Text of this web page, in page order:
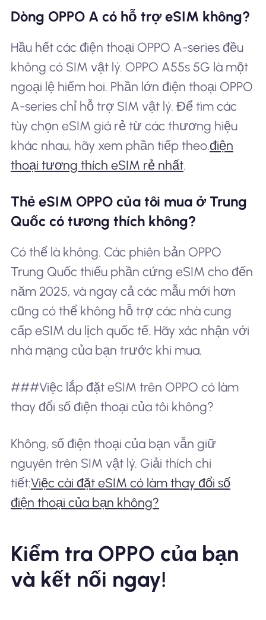
Dòng OPPO A có hỗ trợ eSIM không?
Hầu hết các điện thoại OPPO A-series đều
không có SIM vật lý. OPPO A55s 5G là một
ngoại lệ hiếm hoi. Phần lớn điện thoại OPPO
A-series chỉ hỗ trợ SIM vật lý. Để tìm các
tùy chọn eSIM giá rẻ từ các thương hiệu
khác nhau, hãy xem phần tiếp theo.điện
thoại tương thích eSIM rẻ nhất.
Thẻ eSIM OPPO của tôi mua ở Trung
Quốc có tương thích không?
Có thể là không. Các phiên bản OPPO
Trung Quốc thiếu phần cứng eSIM cho đến
năm 2025, và ngay cả các mẫu mới hơn
cũng có thể không hỗ trợ các nhà cung
cấp eSIM du lịch quốc tế. Hãy xác nhận với
nhà mạng của bạn trước khi mua.
###Việc lắp đặt eSIM trên OPPO có làm
thay đổi số điện thoại của tôi không?
Không, số điện thoại của bạn vẫn giữ
nguyên trên SIM vật lý. Giải thích chi
tiết:Việc cài đặt eSIM có làm thay đổi số
điện thoại của bạn không?
Kiểm tra OPPO của bạn
và kết nối ngay!